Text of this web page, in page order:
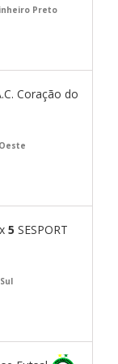
Preto
Coração do
5 SESPORT